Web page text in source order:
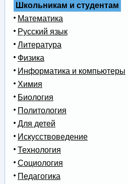
Школьникам и студентам
Математика
Русский язык
Литература
Физика
Информатика и компьютеры
Химия
Биология
Политология
Для детей
Искусствоведение
Технология
Социология
Педагогика